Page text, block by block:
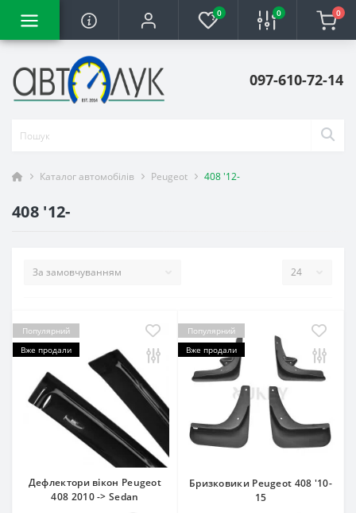
0 0 0
097-610-72-14
Каталог автомобілів Peugeot 408 '12-
408 '12-
Популярний
Вже продали
Дефлектори вікон Peugeot
408 2010 -> Sedan
Популярний
Вже продали
Бризковики Peugeot 408 '10-
15